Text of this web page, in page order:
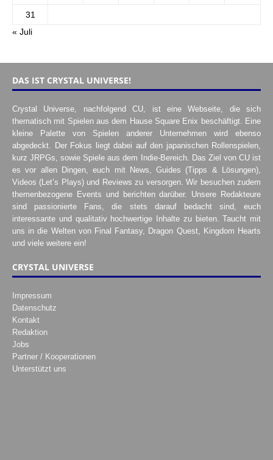
31
« Juli
DAS IST CRYSTAL UNIVERSE!
Crystal Universe, nachfolgend CU, ist eine Webseite, die sich
thematisch mit Spielen aus dem Hause Square Enix beschäftigt. Eine
kleine Palette von Spielen anderer Unternehmen wird ebenso
abgedeckt. Der Fokus liegt dabei auf den japanischen Rollenspielen,
kurz JRPGs, sowie Spiele aus dem Indie-Bereich. Das Ziel von CU ist
es vor allen Dingen, euch mit News, Guides (Tipps & Lösungen),
Videos (Let’s Plays) und Reviews zu versorgen. Wir besuchen zudem
themenbezogene Events und berichten darüber. Unsere Redakteure
sind passionierte Fans, die stets darauf bedacht sind, euch
interessante und qualitativ hochwertige Inhalte zu bieten. Taucht mit
uns in die Welten von Final Fantasy, Dragon Quest, Kingdom Hearts
und viele weitere ein!
CRYSTAL UNIVERSE
Impressum
Datenschutz
Kontakt
Redaktion
Jobs
Partner / Kooperationen
Unterstützt uns